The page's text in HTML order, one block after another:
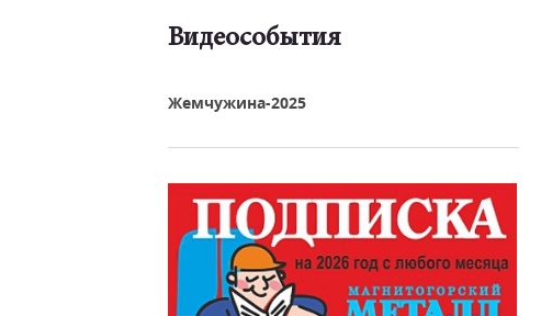
Видеособытия
Жемчужина-2025